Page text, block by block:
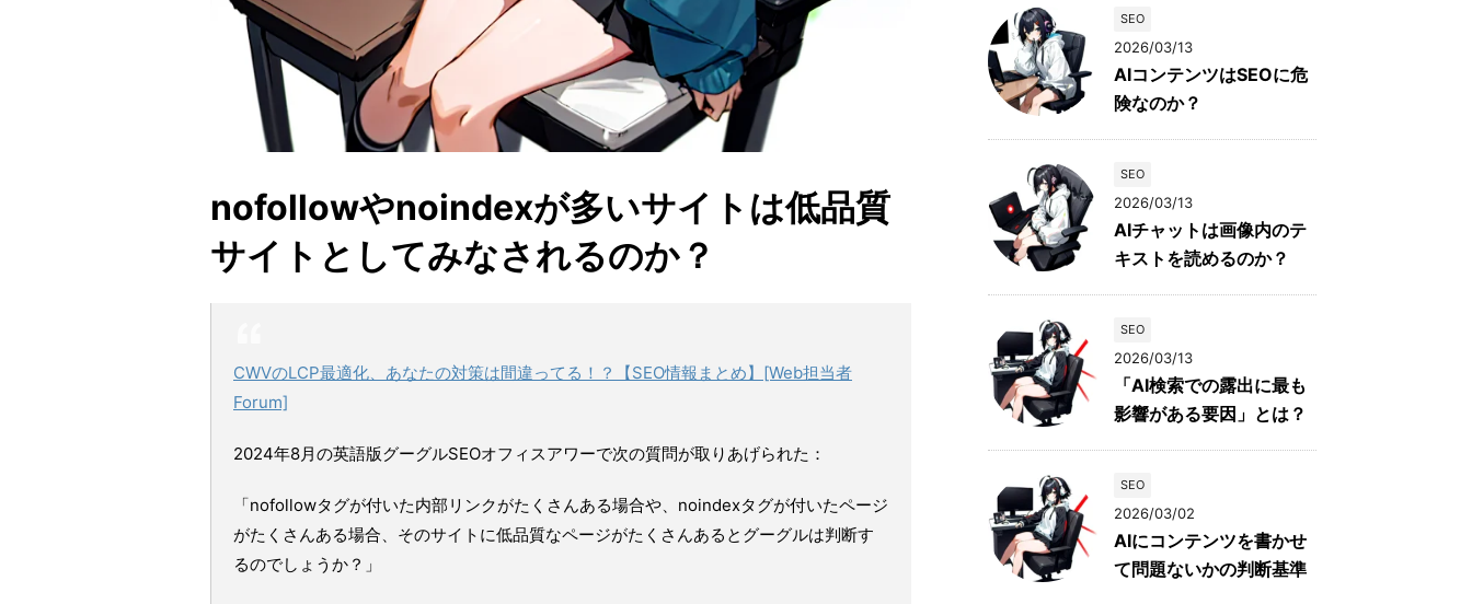
nofollowやnoindexが多いサイトは低品質
サイトとしてみなされるのか？
CWVのLCP最適化、あなたの対策は間違ってる！？【SEO情報まとめ】[Web担当者
Forum]
2024年8月の英語版グーグルSEOオフィスアワーで次の質問が取りあげられた：
「nofollowタグが付いた内部リンクがたくさんある場合や、noindexタグが付いたページ
がたくさんある場合、そのサイトに低品質なページがたくさんあるとグーグルは判断す
るのでしょうか？」
SEO
2026/03/13
AIコンテンツはSEOに危
険なのか？
SEO
2026/03/13
AIチャットは画像内のテ
キストを読めるのか？
SEO
2026/03/13
「AI検索での露出に最も
影響がある要因」とは？
SEO
2026/03/02
AIにコンテンツを書かせ
て問題ないかの判断基準